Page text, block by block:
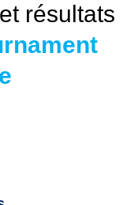
résultats